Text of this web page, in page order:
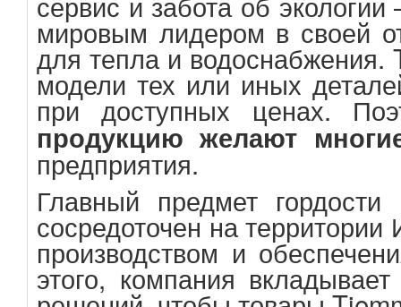
мировым лидером в своей
для тепла и водоснабжения.
модели тех или иных
при доступных ценах.
продукцию желают
предприятия.
Главный предмет
сосредоточен на
производством и
этого, компания